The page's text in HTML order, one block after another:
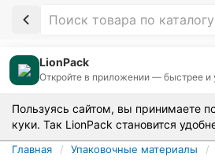
LionPack
Пользуясь сайтом, вы принимаете
куки. Так LionPack становится
Главная Упаковочные материалы